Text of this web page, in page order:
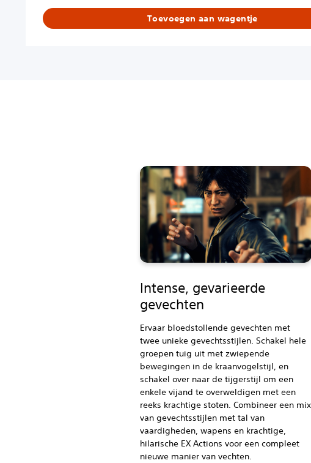
Toevoegen aan wagentje
Intense, gevarieerde
gevechten
Ervaar bloedstollende gevechten met
twee unieke gevechtsstijlen. Schakel hele
groepen tuig uit met zwiepende
bewegingen in de kraanvogelstijl, en
schakel over naar de tijgerstijl om een
enkele vijand te overweldigen met een
reeks krachtige stoten. Combineer een mix
van gevechtsstijlen met tal van
vaardigheden, wapens en krachtige,
hilarische EX Actions voor een compleet
nieuwe manier van vechten.